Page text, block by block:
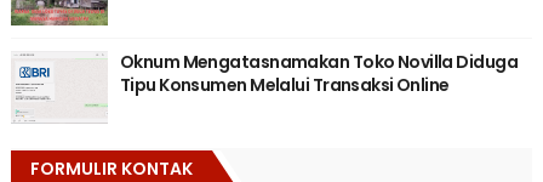
Oknum Mengatasnamakan Toko Novilla Diduga
Tipu Konsumen Melalui Transaksi Online
FORMULIR KONTAK